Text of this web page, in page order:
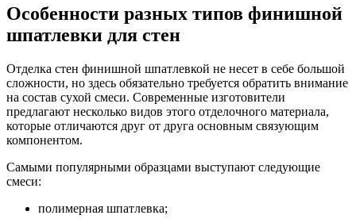
Особенности разных типов финишной
шпатлевки для стен
Отделка стен финишной шпатлевкой не несет в себе большой
сложности, но здесь обязательно требуется обратить внимание
на состав сухой смеси. Современные изготовители
предлагают несколько видов этого отделочного материала,
которые отличаются друг от друга основным связующим
компонентом.
Самыми популярными образцами выступают следующие
смеси:
полимерная шпатлевка;